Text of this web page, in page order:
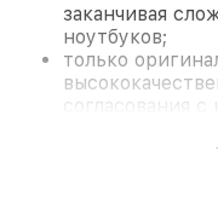
заканчивая
ноутбуков;
только
согласования
На все работы и
предоставляется